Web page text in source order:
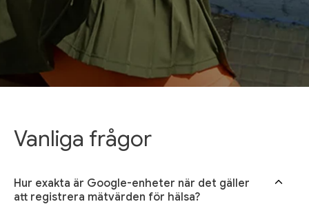
Vanliga frågor
Hur exakta är Google-enheter när det gäller
att registrera mätvärden för hälsa?